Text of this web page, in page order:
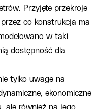
Przyjęte przekroje
co konstrukcja ma
w taki
dostępność dla
tylko uwagę na
ekonomiczne